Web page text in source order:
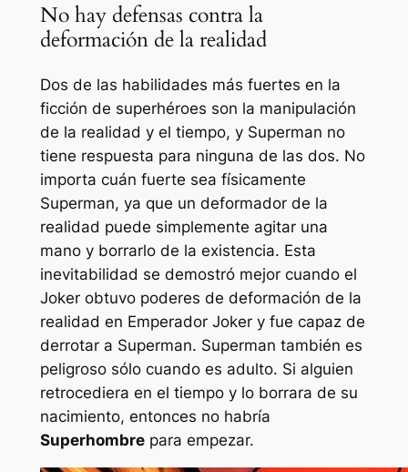
No hay defensas contra la
deformación de la realidad
Dos de las habilidades más fuertes en la
ficción de superhéroes son la manipulación
de la realidad y el tiempo, y Superman no
tiene respuesta para ninguna de las dos. No
importa cuán fuerte sea físicamente
Superman, ya que un deformador de la
realidad puede simplemente agitar una
mano y borrarlo de la existencia. Esta
inevitabilidad se demostró mejor cuando el
Joker obtuvo poderes de deformación de la
realidad en Emperador Jokery fue capaz de
derrotar a Superman. Superman también es
peligroso sólo cuando es adulto. Si alguien
retrocediera en el tiempo y lo borrara de su
nacimiento, entonces no habría
Superhombrepara empezar.